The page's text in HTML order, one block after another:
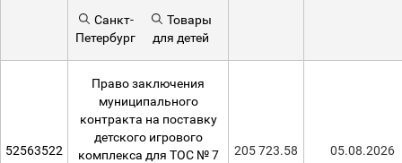
Санкт-
Петербург
Товары
для детей
52563522
Право заключения
муниципального
контракта на поставку
детского игрового
комплекса для ТОС № 7
205 723.58 05.08.2026